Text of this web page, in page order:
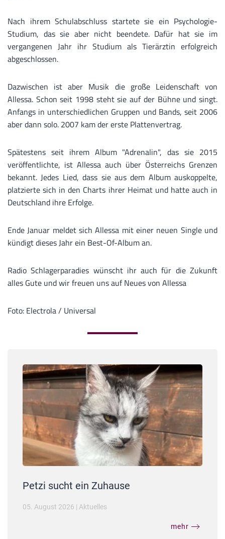
Nach ihrem Schulabschluss startete sie ein Psychologie-
Studium, das sie aber nicht beendete. Dafür hat sie im
vergangenen Jahr ihr Studium als Tierärztin erfolgreich
abgeschlossen.
Dazwischen ist aber Musik die große Leidenschaft von
Allessa. Schon seit 1998 steht sie auf der Bühne und singt.
Anfangs in unterschiedlichen Gruppen und Bands, seit 2006
aber dann solo. 2007 kam der erste Plattenvertrag.
Spätestens seit ihrem Album "Adrenalin", das sie 2015
veröffentlichte, ist Allessa auch über Österreichs Grenzen
bekannt. Jedes Lied, dass sie aus dem Album auskoppelte,
platzierte sich in den Charts ihrer Heimat und hatte auch in
Deutschland ihre Erfolge.
Ende Januar meldet sich Allessa mit einer neuen Single und
kündigt dieses Jahr ein Best-Of-Album an.
Radio Schlagerparadies wünscht ihr auch für die Zukunft
alles Gute und wir freuen uns auf Neues von Allessa
Foto: Electrola / Universal
Petzi sucht ein Zuhause
05. August 2026 | Aktuelles
mehr